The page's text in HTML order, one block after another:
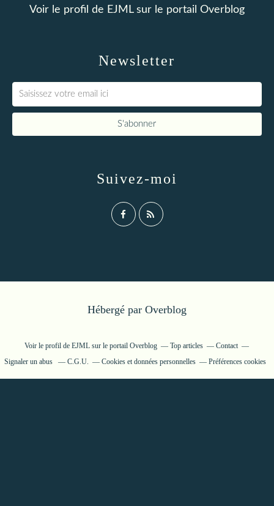
Newsletter
Voir le profil de EJMLsur le portail Overblog
Suivez-moi
Hébergé par Overblog
Voir le profil deEJML sur le portail Overblog Top articles
Contact
Signaler un abus
C.G.U. Cookies et données personnelles Préférences cookies